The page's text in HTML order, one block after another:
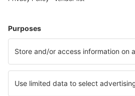
Verblijf in Florence Verblijf in Napels
Verblijf in Palau Verblijf in Alghero